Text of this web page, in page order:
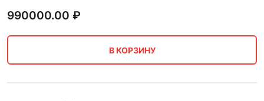
990000.00 ₽
В КОРЗИНУ